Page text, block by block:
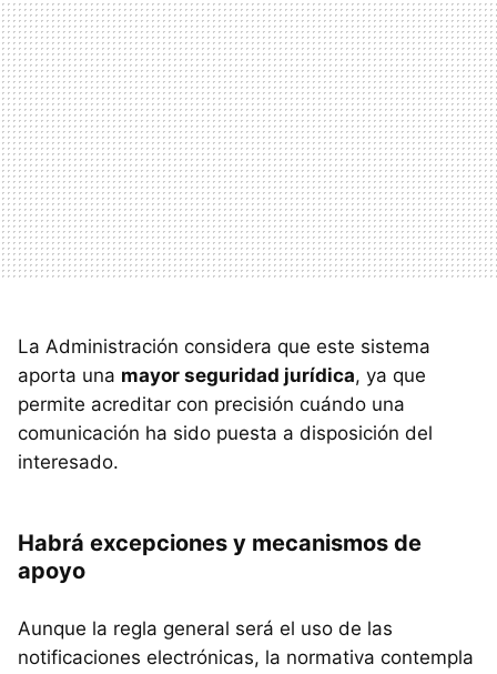
La Administración considera que este sistema
aporta una mayor seguridad jurídica, ya que
permite acreditar con precisión cuándo una
comunicación ha sido puesta a disposición del
interesado.
Habrá excepciones y mecanismos de
apoyo
Aunque la regla general será el uso de las
notificaciones electrónicas, la normativa contempla